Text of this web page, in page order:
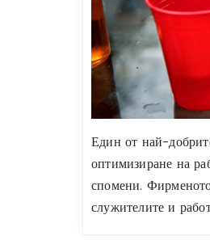
Един от най-
оптимизиране на
спомени.
служителите и